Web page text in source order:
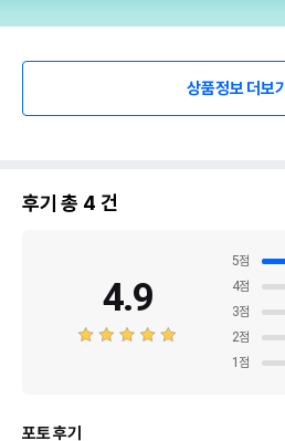
상품정보 더보기
후기 총 4 건
4.9
5점
4점
3점
2점
1 점
포토 후기